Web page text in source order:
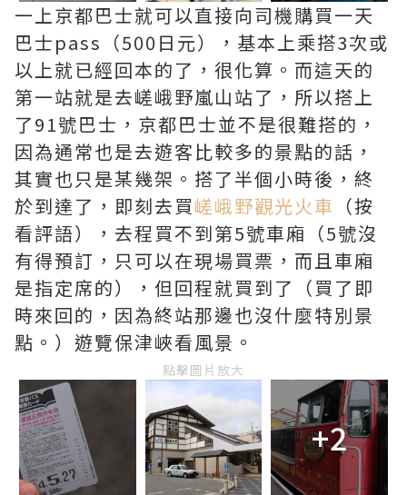
一上京都巴士就可以直接向司機購買一天
巴士pass（500日元），基本上乘搭3次或
以上就已經回本的了，很化算。而這天的
第一站就是去嵯峨野嵐山站了，所以搭上
了91號巴士，京都巴士並不是很難搭的，
因為通常也是去遊客比較多的景點的話，
其實也只是某幾架。搭了半個小時後，終
於到達了，即刻去買嵯峨野觀光火車 （按
看評語），去程買不到第5號車廂（5號沒
有得預訂，只可以在現場買票，而且車廂
是指定席的），但回程就買到了（買了即
時來回的，因為終站那邊也沒什麼特別景
點。）遊覽保津峽看風景。
點擊圖片放大
+2